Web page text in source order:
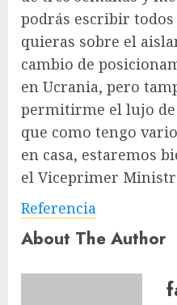
podrás escribir
quieras sobre el
cambio de
en Ucrania, pero
permitirme el lujo
que como tengo
en casa, estaremos
el Viceprimer
Referencia
About The Author